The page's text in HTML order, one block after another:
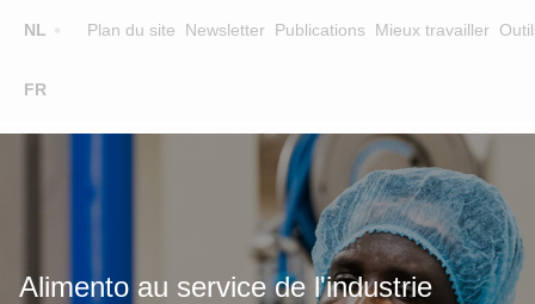
NL
FR
Plan du site Newsletter Publications Mieux travailler
Main
FORMATEURS
EQUIPE
CHERCHER UNE FORMATION
Alimento au service de l'industrie